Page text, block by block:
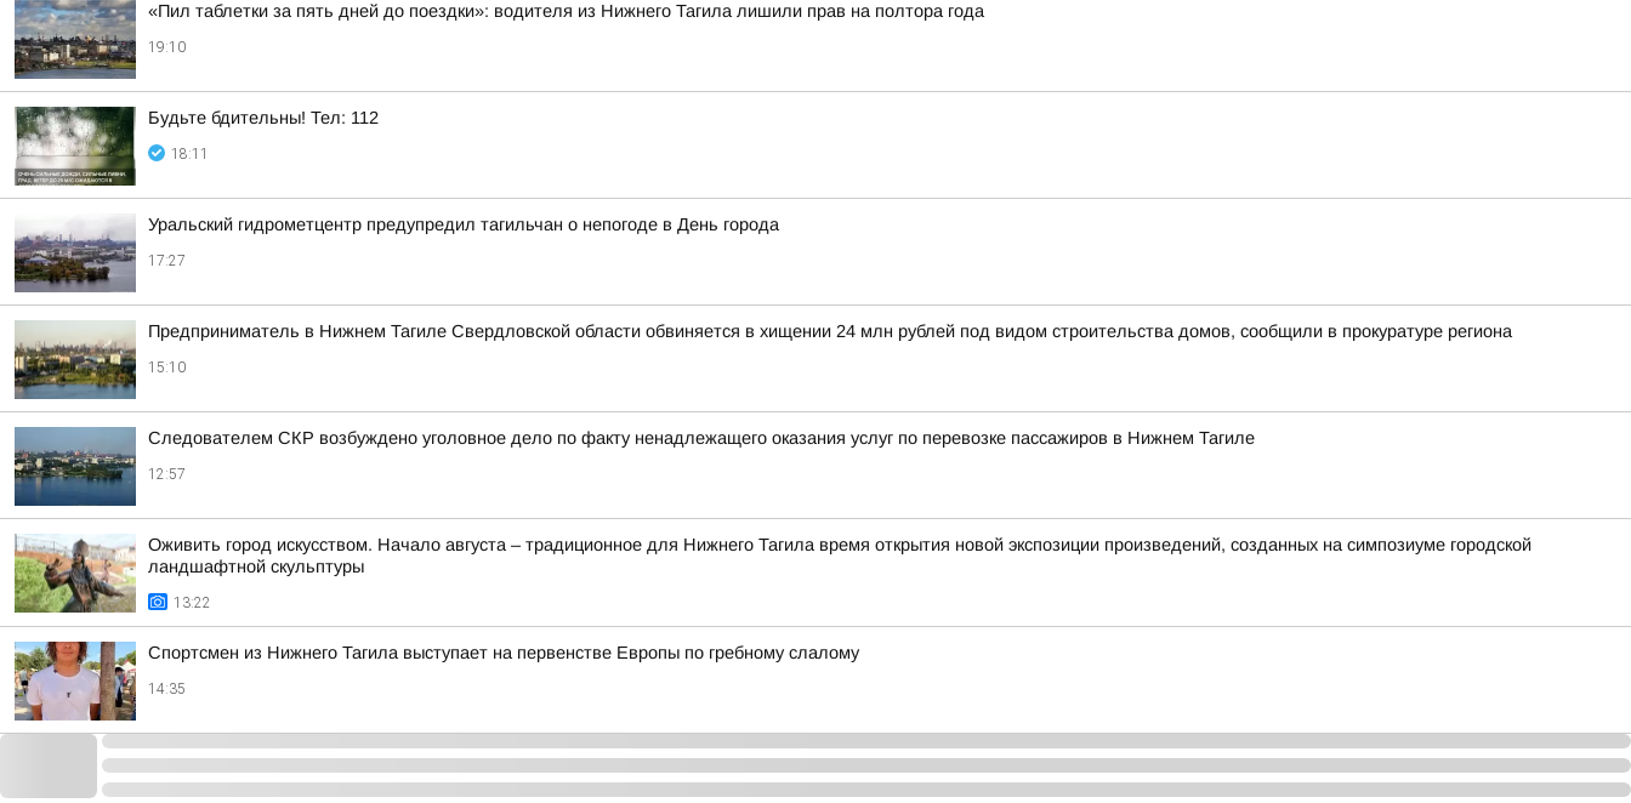
«Пил таблетки за пять дней до поездки»: водителя из Нижнего Тагила лишили прав на полтора года
19:10
Будьте бдительны! Тел: 112
18:11
Уральский гидрометцентр предупредил тагильчан о непогоде в День города
17:27
Предприниматель в Нижнем Тагиле Свердловской области обвиняется в хищении 24 млн рублей под видом строительства домов, сообщили в прокуратуре региона
15:10
Следователем СКР возбуждено уголовное дело по факту ненадлежащего оказания услуг по перевозке пассажиров в Нижнем Тагиле
12:57
Оживить город искусством. Начало августа – традиционное для Нижнего Тагила время открытия новой экспозиции произведений, созданных на симпозиуме городской
ландшафтной скульптуры
13:22
Спортсмен из Нижнего Тагила выступает на первенстве Европы по гребному слалому
14:35